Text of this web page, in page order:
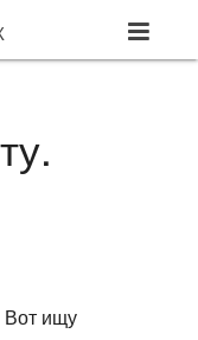
Вот ищу